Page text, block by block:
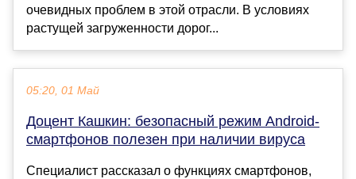
очевидных проблем в этой отрасли. В условиях
растущей загруженности дорог...
05:20, 01 Май
Доцент Кашкин: безопасный режим Android-
смартфонов полезен при наличии вируса
Специалист рассказал о функциях смартфонов,